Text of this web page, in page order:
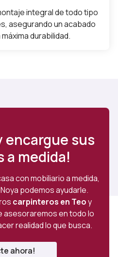
integral de todo tipo
asegurando un acabado
durabilidad.
encargue sus
a medida!
con mobiliario a medida,
podemos ayudarle.
carpinteros en Teoy
asesoraremos en todo lo
realidad lo que busca.
ahora!